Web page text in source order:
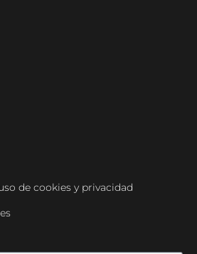
de cookies y privacidad